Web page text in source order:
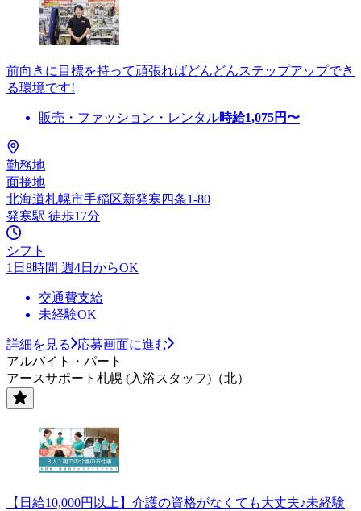
前向きに目標を持って頑張ればどんどんステップアップでき
る環境です!
販売・ファッション・レンタル時給1,075円〜
勤務地
面接地
北海道札幌市手稲区新発寒四条1-80
発寒駅 徒歩17分
シフト
1日8時間 週4日からOK
交通費支給
未経験OK
詳細を見る
応募画面に進む
アルバイト・パート
アースサポート札幌 (入浴スタッフ)（北）
【日給10,000円以上】介護の資格がなくても大丈夫♪未経験